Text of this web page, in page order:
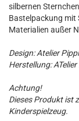
silbernen
Bastelpackung mit
Materialien außer
Design: Atelier
Herstellung: ATelier
Achtung!
Dieses Produkt ist
Kinderspielzeug.